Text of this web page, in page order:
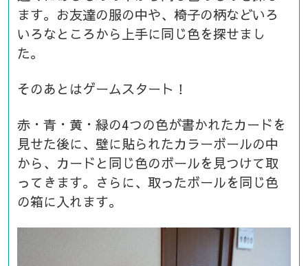
ます。お友達の服の中や、椅子の柄などいろ
いろなところから上手に同じ色を探せまし
た。
そのあとはゲームスタート！
赤・青・黄・緑の4つの色が書かれたカードを
見せた後に、壁に貼られたカラーボールの中
から、カードと同じ色のボールを見つけて取
ってきます。さらに、取ったボールを同じ色
の箱に入れます。